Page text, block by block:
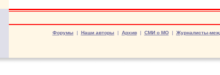
Форумы | Наши авторы | Архив| СМИ о МО| Журналисты-